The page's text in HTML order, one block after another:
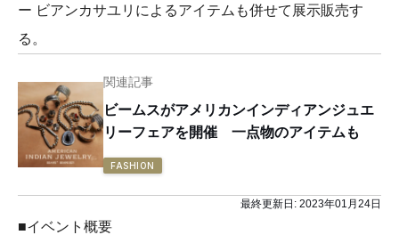
ー ビアンカサユリによるアイテムも併せて展示販売す
る。
関連記事
ビームスがアメリカンインディアンジュエ
リーフェアを開催 一点物のアイテムも
FASHION
最終更新日: 2023年01月24日
■イベント概要